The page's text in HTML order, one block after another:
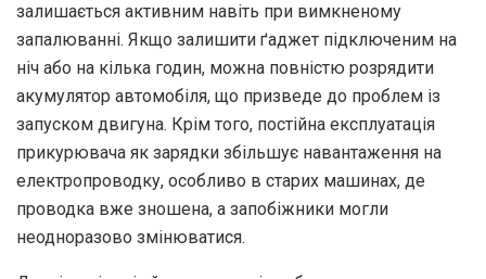
залишається активним навіть при вимкненому
запалюванні. Якщо залишити ґаджет підключеним на
ніч або на кілька годин, можна повністю розрядити
акумулятор автомобіля, що призведе до проблем із
запуском двигуна. Крім того, постійна експлуатація
прикурювача як зарядки збільшує навантаження на
електропроводку, особливо в старих машинах, де
проводка вже зношена, а запобіжники могли
неодноразово змінюватися.